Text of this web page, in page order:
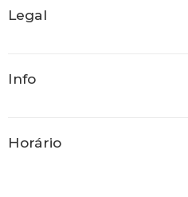
Legal
Info
Horário